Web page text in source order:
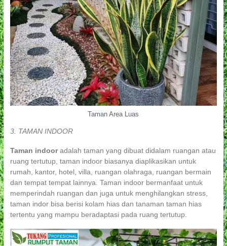
Taman Area Luas
3. TAMAN INDOOR
Taman indooradalah taman yang dibuat didalam ruangan atau
ruang tertutup, taman indoor biasanya diaplikasikan untuk
rumah, kantor, hotel, villa, ruangan olahraga, ruangan bermain
dan tempat tempat lainnya. Taman indoor bermanfaat untuk
memperindah ruangan dan juga untuk menghilangkan stress,
taman indor bisa berisi kolam hias dan tanaman taman hias
tertentu yang mampu beradaptasi pada ruang tertutup.